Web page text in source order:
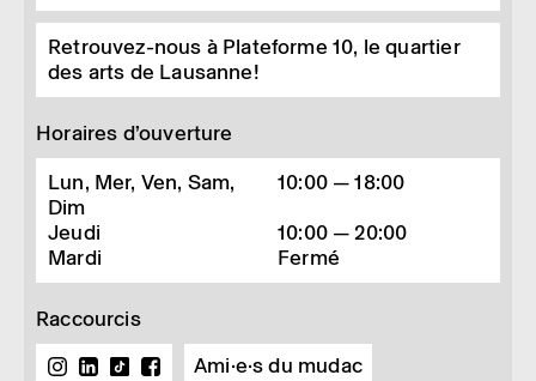
Retrouvez-nous à Plateforme 10, le quartier
des arts de Lausanne!
Horaires d’ouverture
Lun, Mer, Ven, Sam,
Dim
10:00 — 18:00
Jeudi
10:00 — 20:00
Mardi
Fermé
Raccourcis
Ami·e·s du mudac